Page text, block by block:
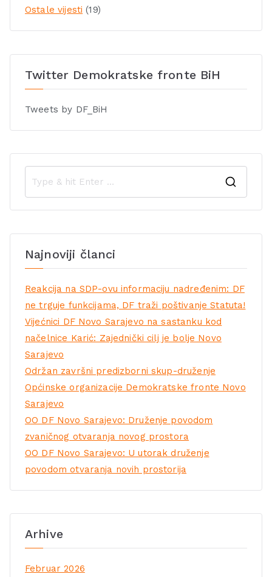
Ostale vijesti (19)
Twitter Demokratske fronte BiH
Tweets by DF_BiH
Najnoviji članci
Reakcija na SDP-ovu informaciju nadređenim: DF
ne trguje funkcijama, DF traži poštivanje Statuta!
Vijećnici DF Novo Sarajevo na sastanku kod
načelnice Karić: Zajednički cilj je bolje Novo
Sarajevo
Održan završni predizborni skup-druženje
Općinske organizacije Demokratske fronte Novo
Sarajevo
OO DF Novo Sarajevo: Druženje povodom
zvaničnog otvaranja novog prostora
OO DF Novo Sarajevo: U utorak druženje
povodom otvaranja novih prostorija
Arhive
Februar 2026